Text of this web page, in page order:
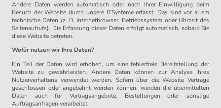
Andere Daten werden automatisch oder nach Ihrer Einwilligung beim
Besuch der Website durch unsere ITSysteme erfasst. Das sind vor allem
technische Daten (z. B. Internetbrowser, Betriebssystem oder Uhrzeit des
Seitenaufrufs). Die Erfassung dieser Daten erfolgt automatisch, sobald Sie
diese Website betreten.
Wofür nutzen wir Ihre Daten?
Ein Teil der Daten wird erhoben, um eine fehlerfreie Bereitstellung der
Website zu gewährleisten. Andere Daten können zur Analyse Ihres
Nutzerverhaltens verwendet werden. Sofern über die Website Verträge
geschlossen oder angebahnt werden können, werden die übermittelten
Daten auch für Vertragsangebote, Bestellungen oder sonstige
Auftragsanfragen verarbeitet.